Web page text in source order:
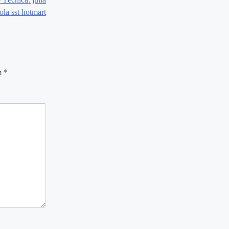
sst hotmart
*